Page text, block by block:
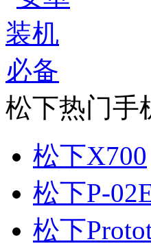
松下热门手
松下X700
松下P-
松下